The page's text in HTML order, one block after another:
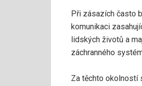
Při zásazích často
komunikaci
lidských životů a
záchranného
Za těchto okolností